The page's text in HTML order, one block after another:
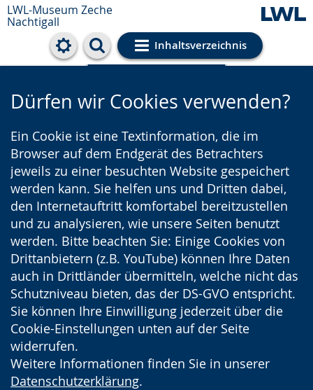
LWL-Museum Zeche
Nachtigall
Inhaltsverzeichnis
Cookie-Einstellungen
Dürfen wir Cookies verwenden?
Ein Cookie ist eine Textinformation, die im
Browser auf dem Endgerät des Betrachters
jeweils zu einer besuchten Website gespeichert
werden kann. Sie helfen uns und Dritten dabei,
den Internetauftritt komfortabel bereitzustellen
und zu analysieren, wie unsere Seiten benutzt
werden. Bitte beachten Sie: Einige Cookies von
Drittanbietern (z.B. YouTube) können Ihre Daten
auch in Drittländer übermitteln, welche nicht das
Schutzniveau bieten, das der DS-GVO entspricht.
Sie können Ihre Einwilligung jederzeit über die
Cookie-Einstellungen unten auf der Seite
widerrufen.
Weitere Informationen finden Sie in unserer
Datenschutzerklärung.